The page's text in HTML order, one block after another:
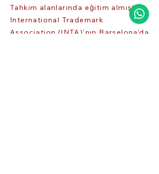
Tahkim alanlarında eğitim almıştır.
International Trademark
Association (INTA)’nın Barselona’da